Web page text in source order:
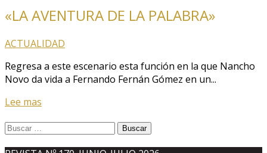
«LA AVENTURA DE LA PALABRA»
ACTUALIDAD
Regresa a este escenario esta función en la que Nancho
Novo da vida a Fernando Fernán Gómez en un...
Lee mas
Buscar: